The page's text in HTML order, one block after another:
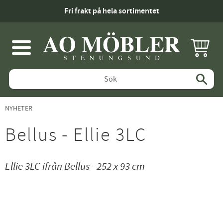
Fri frakt på hela sortimentet
Meny
NYHETER
Bellus - Ellie 3LC
Ellie 3LC ifrån Bellus - 252 x 93 cm